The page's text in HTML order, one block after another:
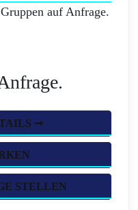
auf Anfrage.
➞
STELLEN